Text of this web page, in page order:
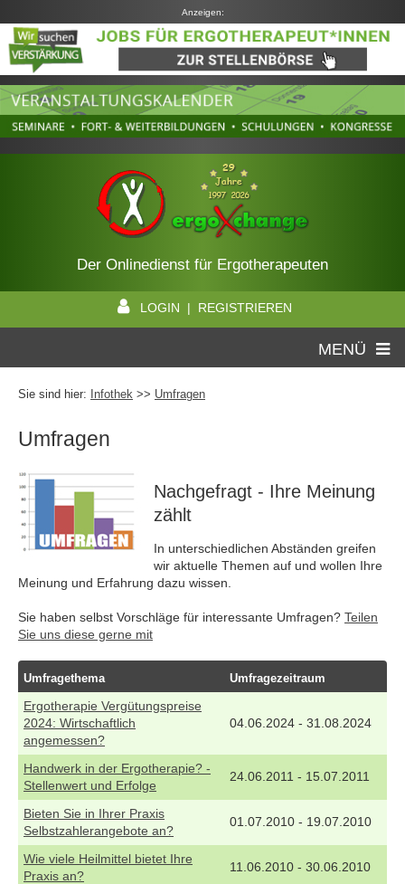
Anzeigen:
Der Onlinedienst für Ergotherapeuten
LOGIN | REGISTRIEREN
MENÜ
Sie sind hier: Infothek >> Umfragen
Umfragen
Nachgefragt - Ihre Meinung
zählt
In unterschiedlichen Abständen greifen
wir aktuelle Themen auf und wollen Ihre
Meinung und Erfahrung dazu wissen.
Sie haben selbst Vorschläge für interessante Umfragen? Teilen
Sie uns diese gerne mit
Umfragethema Umfragezeitraum
Ergotherapie Vergütungspreise
2024: Wirtschaftlich
angemessen?
04.06.2024 - 31.08.2024
Handwerk in der Ergotherapie? -
Stellenwert und Erfolge
24.06.2011 - 15.07.2011
Bieten Sie in Ihrer Praxis
Selbstzahlerangebote an?
01.07.2010 - 19.07.2010
Wie viele Heilmittel bietet Ihre
Praxis an?
11.06.2010 - 30.06.2010